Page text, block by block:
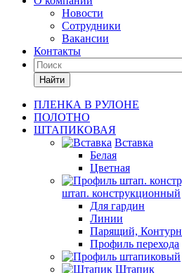
Новости
Сотрудники
Вакансии
Контакты
Найти
ПЛЕНКА В РУЛОНЕ
ПОЛОТНО
ШТАПИКОВАЯ
Вставка
Белая
Цветная
штап. конструкционный
Для гардин
Линии
Парящий,
Профиль перехода
Штапик